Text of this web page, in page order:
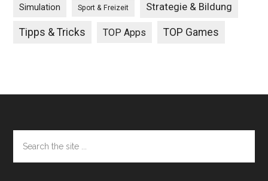
Simulation Sport & Freizeit Strategie & Bildung
Tipps & Tricks TOP Apps TOP Games
Footer
the
site